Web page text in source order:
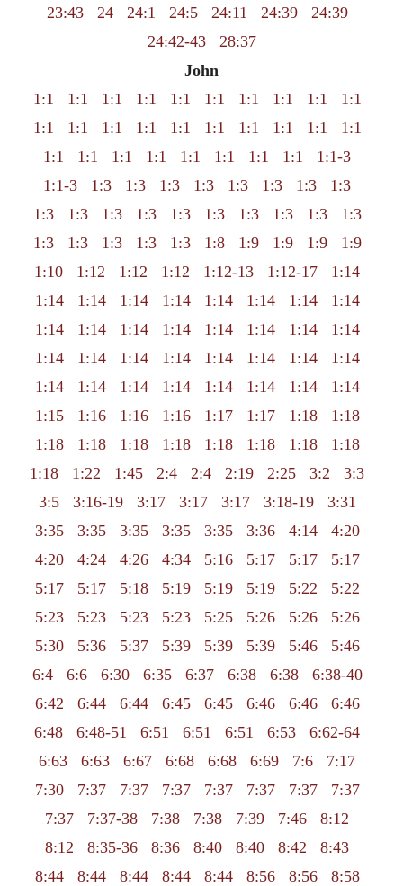
23:43
24 24:1 24:5 24:11 24:39
24:39
24:42-43
28:37
John
1:1
1:1 1:1 1:1 1:1 1:1 1:1 1:1 1:1
1:1
1:1
1:1 1:1 1:1 1:1 1:1 1:1 1:1 1:1
1:1
1:1
1:1 1:1 1:1 1:1 1:1 1:1 1:1
1:1-3
1:1-3
1:3 1:3 1:3 1:3 1:3 1:3 1:3
1:3
1:3
1:3 1:3 1:3 1:3 1:3 1:3 1:3 1:3
1:3
1:3
1:3 1:3 1:3 1:3 1:8 1:9 1:9 1:9
1:9
1:10
1:12 1:12 1:12 1:12-13 1:12-17
1:14
1:14
1:14 1:14 1:14 1:14 1:14 1:14
1:14
1:14
1:14 1:14 1:14 1:14 1:14 1:14
1:14
1:14
1:14 1:14 1:14 1:14 1:14 1:14
1:14
1:14
1:14 1:14 1:14 1:14 1:14 1:14
1:14
1:15
1:16 1:16 1:16 1:17 1:17 1:18
1:18
1:18
1:18 1:18 1:18 1:18 1:18 1:18
1:18
1:18
1:22 1:45 2:4 2:4 2:19 2:25 3:2
3:3
3:5
3:16-19 3:17 3:17 3:17 3:18-19
3:31
3:35
3:35 3:35 3:35 3:35 3:36 4:14
4:20
4:20
4:24 4:26 4:34 5:16 5:17 5:17
5:17
5:17
5:17 5:18 5:19 5:19 5:19 5:22
5:22
5:23
5:23 5:23 5:23 5:25 5:26 5:26
5:26
5:30
5:36 5:37 5:39 5:39 5:39 5:46
5:46
6:4
6:6 6:30 6:35 6:37 6:38 6:38
6:38-40
6:42
6:44 6:44 6:45 6:45 6:46 6:46
6:46
6:48
6:48-51 6:51 6:51 6:51 6:53
6:62-64
6:63
6:63 6:67 6:68 6:68 6:69 7:6
7:17
7:30
7:37 7:37 7:37 7:37 7:37 7:37
7:37
7:37
7:37-38 7:38 7:38 7:39 7:46
8:12
8:12
8:35-36 8:36 8:40 8:40 8:42
8:43
8:44
8:44 8:44 8:44 8:44 8:56 8:56
8:58